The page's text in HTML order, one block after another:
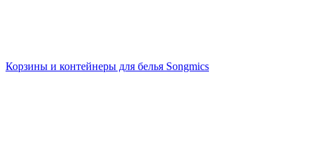
Корзины и контейнеры для белья Songmics